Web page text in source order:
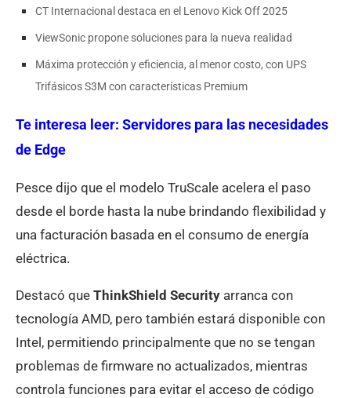
CT Internacional destaca en el Lenovo Kick Off 2025
ViewSonic propone soluciones para la nueva realidad
Máxima protección y eficiencia, al menor costo, con UPS
Trifásicos S3M con características Premium
Te interesa leer: Servidores para las necesidades
de Edge
Pesce dijo que el modelo TruScale acelera el paso
desde el borde hasta la nube brindando flexibilidad y
una facturación basada en el consumo de energía
eléctrica.
Destacó que ThinkShield Security arranca con
tecnología AMD, pero también estará disponible con
Intel, permitiendo principalmente que no se tengan
problemas de firmware no actualizados, mientras
controla funciones para evitar el acceso de código